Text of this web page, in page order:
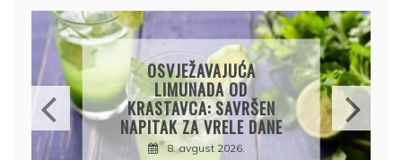
KROMPIRUŠA IZLIVAČA:
JEDNOSTAVNA PITA BEZ
KORA, HRSKAVA I
UKUSNA
8. avgust 2026.